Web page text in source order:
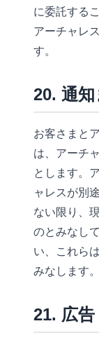
に委託する
アーチャレ
す。
20. 通
お客さまと
は、アーチ
とします。
ャレスが別
ない限り、
のとみなし
い、これら
みなします。
21. 広